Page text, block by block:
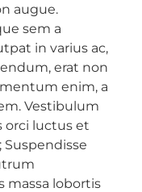
augue.
sem a
in varius ac,
erat non
enim, a
Vestibulum
orci luctus et
Suspendisse
massa lobortis